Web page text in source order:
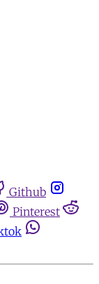
Github
Pinterest